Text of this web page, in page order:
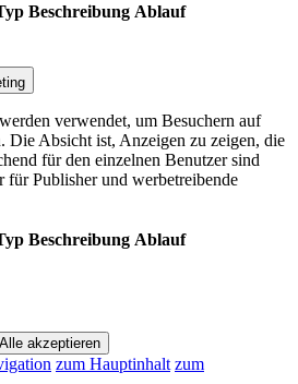
Beschreibung Ablauf
verwendet, um Besuchern auf
Die Absicht ist, Anzeigen zu zeigen, die
für den einzelnen Benutzer sind
für Publisher und werbetreibende
Beschreibung Ablauf
Alle akzeptieren
zum Hauptinhalt zum